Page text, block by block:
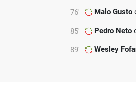
76' Malo Gusto
85' Pedro Neto
89' Wesley